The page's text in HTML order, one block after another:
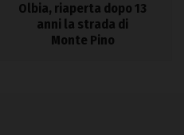
Olbia, riaperta dopo 13
anni la strada di
Monte Pino